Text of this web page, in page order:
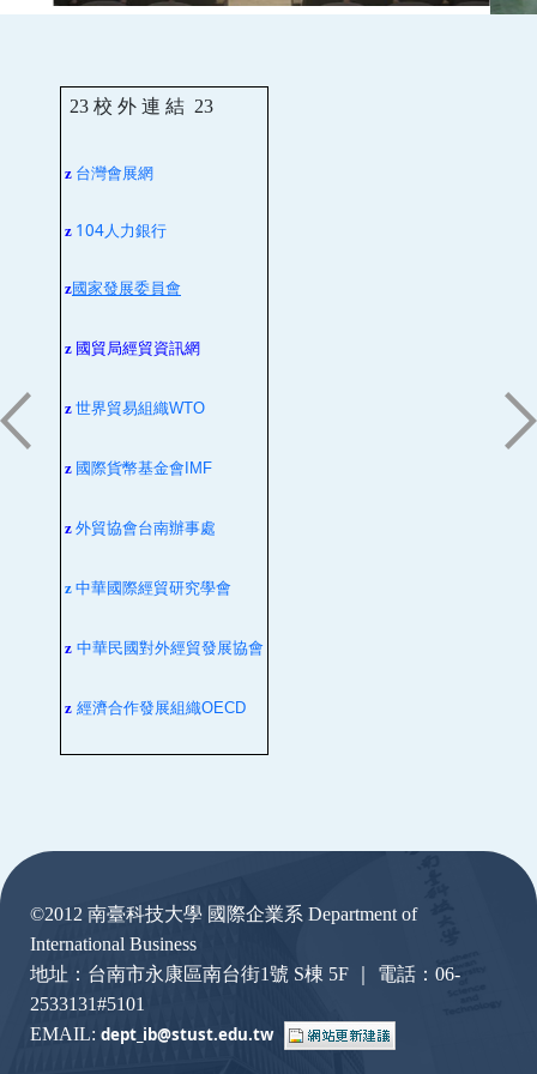
23 校 外 連 結 23
z 台灣會展網
z 104人力銀行
z國家發展委員會
z 國貿局經貿資訊網
z 世界貿易組織WTO
z 國際貨幣基金會 IMF
z 外貿協會台南辦事處
z 中華國際經貿研究學會
z 中華民國對外經貿發展協會
z 經濟合作發展組織OECD
©2012 南臺科技大學 國際企業系 Department of
International Business
地址：台南市永康區南台街1號 S棟 5F ｜ 電話：06-
2533131#5101
EMAIL: dept_ib@stust.edu.tw